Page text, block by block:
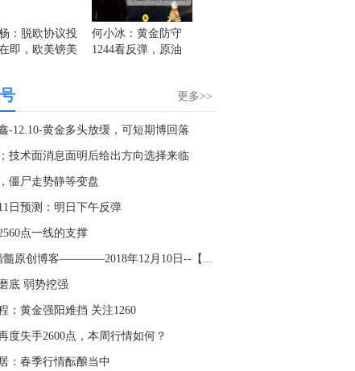
8月6日芝加哥商业交易所（CME）能源类商品成交量报告已在金十数据中心更新！欢迎点击查看
金十数据8月7日讯，近日，中国船舶集团有限公司旗下北海造船与中远海运散运系列散货船建造合同生效。至此，北海造船手持造船订单量超2300万载重吨，历史性突破100艘大关，部分订单交船期已排至2030年。
：脱欧协议投
即，欧美镑美
何小冰：黄金防守
1244看反弹，原油
更多>>
-12.10-黄金多头放缓，可短期博回落
技术面消息面明后给出方向选择来临
僵尸走势静等变盘
日预测：明日下午反弹
点一线的支撑
k线精髓原创博客————2018年12月10日--【1】
底 弱势挖强
：黄金强阳难挡 关注1260
度失手2600点，本周行情如何？
：春季行情酝酿当中